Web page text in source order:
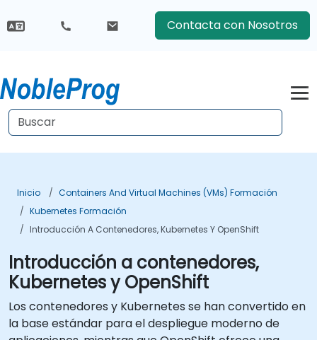
Contacta con Nosotros
Inicio
Containers And Virtual Machines (VMs) Formación
Kubernetes Formación
Introducción A Contenedores, Kubernetes Y OpenShift
Introducción a contenedores,
Kubernetes y OpenShift
Los contenedores y Kubernetes se han convertido en
la base estándar para el despliegue moderno de